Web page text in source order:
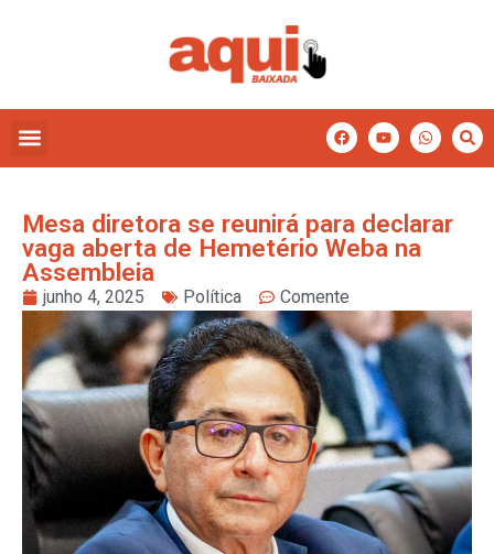
Mesa diretora se reunirá para declarar
vaga aberta de Hemetério Weba na
Assembleia
junho 4, 2025 Política Comente